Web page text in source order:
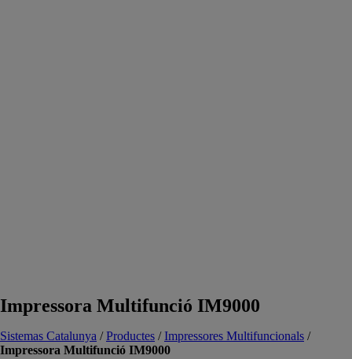
Impressora Multifunció IM9000
Sistemas Catalunya /Productes /Impressores Multifuncionals /
Impressora Multifunció IM9000